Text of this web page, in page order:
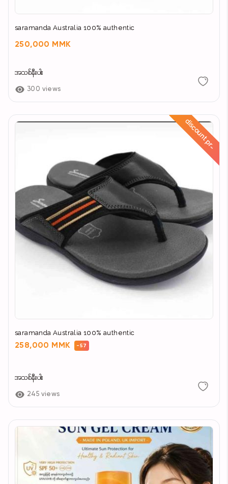
saramanda Australia 100% authentic
250,000 MMK
အသစ်နီးပါး
300 views
d
i
s
c
o
u
n
t
p
r
i
c
e
saramanda Australia 100% authentic
258,000 MMK -57
အသစ်နီးပါး
245 views